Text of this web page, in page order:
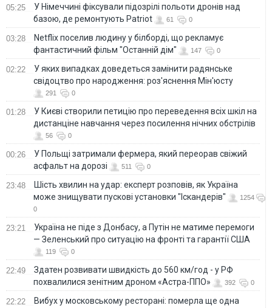
05:25
У Німеччині фіксували підозрілі польоти дронів над
базою, де ремонтують Patriot
61 0
03:28
Netflix поселив людину у білборді, що рекламує
фантастичний фільм "Останній дім"
147 0
02:22
У яких випадках доведеться замінити радянське
свідоцтво про народження: роз'яснення Мін'юсту
291 0
01:28
У Києві створили петицію про переведення всіх шкіл на
дистанціне навчання через посилення нічних обстрілів
56 0
00:26
У Польщі затримали фермера, який переорав свіжий
асфальт на дорозі
511 0
23:48
Шість хвилин на удар: експерт розповів, як Україна
може знищувати пускові установки "Іскандерів"
1254
0
23:21
Україна не піде з Донбасу, а Путін не матиме перемоги
— Зеленський про ситуацію на фронті та гарантії США
119 0
22:49
Здатен розвивати швидкість до 560 км/год - у РФ
похвалилися зенітним дроном «Астра-ППО»
392 0
22:22
Вибух у московському ресторані: померла ще одна